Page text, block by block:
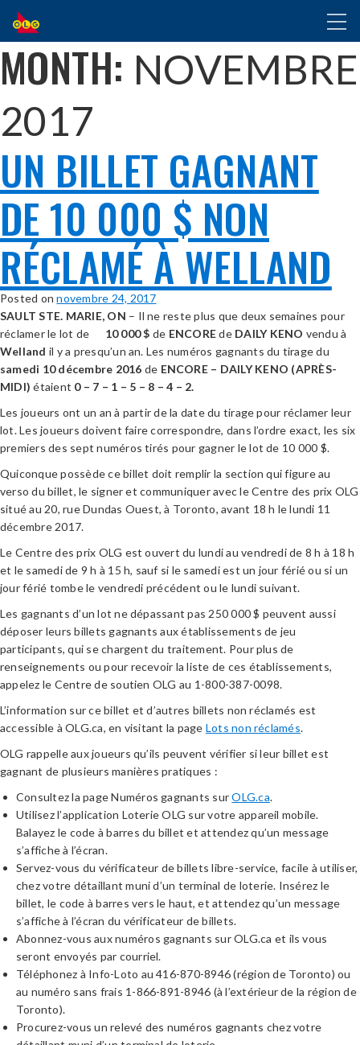
ALLER
AU
CONTENU
PRINCIPAL
MONTH: NOVEMBRE
2017
UN BILLET GAGNANT
DE 10 000 $ NON
RÉCLAMÉ À WELLAND
Posted onnovembre 24, 2017
SAULT STE. MARIE, ON – Il ne reste plus que deux semaines pour
réclamer le lot de 10 000 $ de ENCOREdeDAILY KENO vendu à
Welland il y a presqu’un an. Les numéros gagnants du tirage du
samedi 10 décembre 2016 de ENCORE – DAILY KENO (APRÈS-
MIDI)étaient 0 – 7 – 1 – 5 – 8 – 4 – 2.
Les joueurs ont un an à partir de la date du tirage pour réclamer leur
lot. Les joueurs doivent faire correspondre, dans l’ordre exact, les six
premiers des sept numéros tirés pour gagner le lot de 10 000 $.
Quiconque possède ce billet doit remplir la section qui figure au
verso du billet, le signer et communiquer avec le Centre des prix OLG
situé au 20, rue Dundas Ouest, à Toronto, avant 18 h le lundi 11
décembre 2017.
Le Centre des prix OLG est ouvert du lundi au vendredi de 8 h à 18 h
et le samedi de 9 h à 15 h, sauf si le samedi est un jour férié ou si un
jour férié tombe le vendredi précédent ou le lundi suivant.
Les gagnants d’un lot ne dépassant pas 250 000 $ peuvent aussi
déposer leurs billets gagnants aux établissements de jeu
participants, qui se chargent du traitement. Pour plus de
renseignements ou pour recevoir la liste de ces établissements,
appelez le Centre de soutien OLG au 1-800-387-0098.
L’information sur ce billet et d’autres billets non réclamés est
accessible à OLG.ca, en visitant la page Lots non réclamés.
OLG rappelle aux joueurs qu’ils peuvent vérifier si leur billet est
gagnant de plusieurs manières pratiques :
Consultez la page Numéros gagnants surOLG.ca.
Utilisez l’application Loterie OLG sur votre appareil mobile.
Balayez le code à barres du billet et attendez qu’un message
s’affiche à l’écran.
Servez-vous du vérificateur de billets libre-service, facile à utiliser,
chez votre détaillant muni d’un terminal de loterie. Insérez le
billet, le code à barres vers le haut, et attendez qu’un message
s’affiche à l’écran du vérificateur de billets.
Abonnez-vous aux numéros gagnants sur OLG.ca et ils vous
seront envoyés par courriel.
Téléphonez à Info-Loto au 416-870-8946 (région de Toronto) ou
au numéro sans frais 1-866-891-8946 (à l’extérieur de la région de
Toronto).
Procurez-vous un relevé des numéros gagnants chez votre